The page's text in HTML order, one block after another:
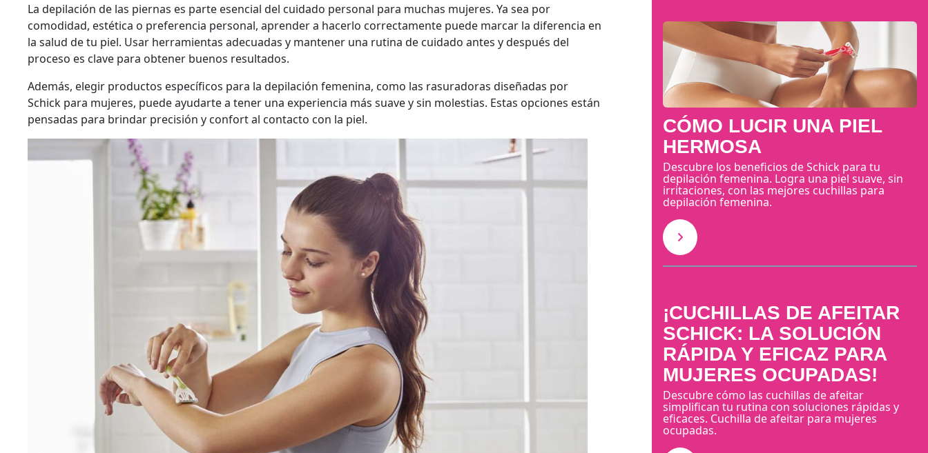
La depilación de las piernas es parte esencial del cuidado personal para muchas mujeres. Ya sea por
comodidad, estética o preferencia personal, aprender a hacerlo correctamente puede marcar la diferencia en
la salud de tu piel. Usar herramientas adecuadas y mantener una rutina de cuidado antes y después del
proceso es clave para obtener buenos resultados.
Además, elegir productos específicos para la depilación femenina, como las rasuradoras diseñadas por
Schick para mujeres, puede ayudarte a tener una experiencia más suave y sin molestias. Estas opciones están
pensadas para brindar precisión y confort al contacto con la piel.
CÓMO LUCIR UNA PIEL
HERMOSA
Descubre los beneficios de Schick para tu
depilación femenina. Logra una piel suave, sin
irritaciones, con las mejores cuchillas para
depilación femenina.
¡CUCHILLAS DE AFEITAR
SCHICK: LA SOLUCIÓN
RÁPIDA Y EFICAZ PARA
MUJERES OCUPADAS!
Descubre cómo las cuchillas de afeitar
simplifican tu rutina con soluciones rápidas y
eficaces. Cuchilla de afeitar para mujeres
ocupadas.